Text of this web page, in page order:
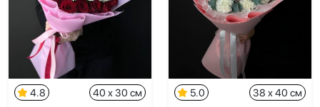
4.8 40 x 30 см 5.0 38 x 40 см